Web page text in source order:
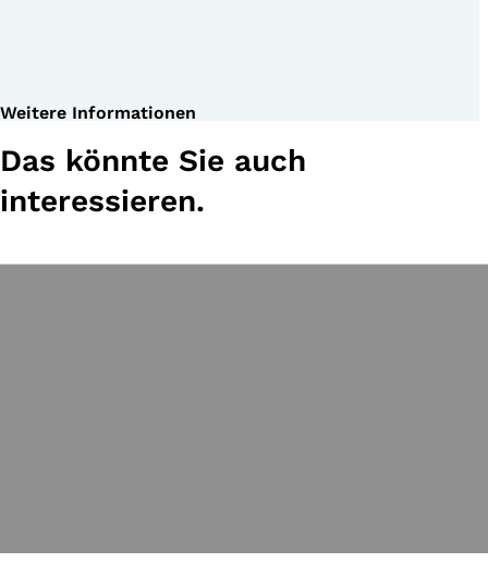
Weitere Informationen
Das könnte Sie auch
interessieren.